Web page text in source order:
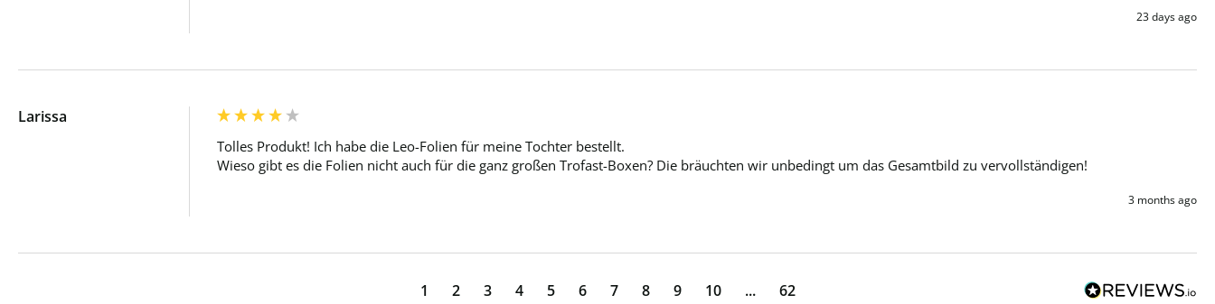
23 days ago
Larissa
Tolles Produkt! Ich habe die Leo-Folien für meine Tochter bestellt.
Wieso gibt es die Folien nicht auch für die ganz großen Trofast-Boxen? Die bräuchten wir unbedingt um das Gesamtbild zu vervollständigen!
3 months ago
1 2 3 4 5 6 7 8 9 10 ... 62